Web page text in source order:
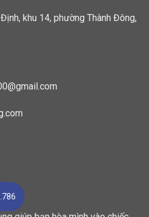
khu 14, phường Thành Đông,